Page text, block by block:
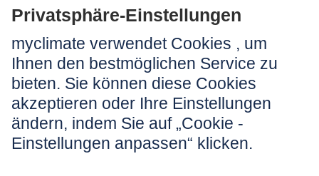
Rechtliches:
Impressum
Nutzungshinweis
AGB
Datenschutz